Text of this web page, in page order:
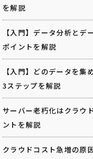
を解説
【入門】データ分析と
ポイントを解説
【入門】どのデータを
3ステップを解説
サーバー老朽化はクラウ
ントを解説
クラウドコスト急増の原